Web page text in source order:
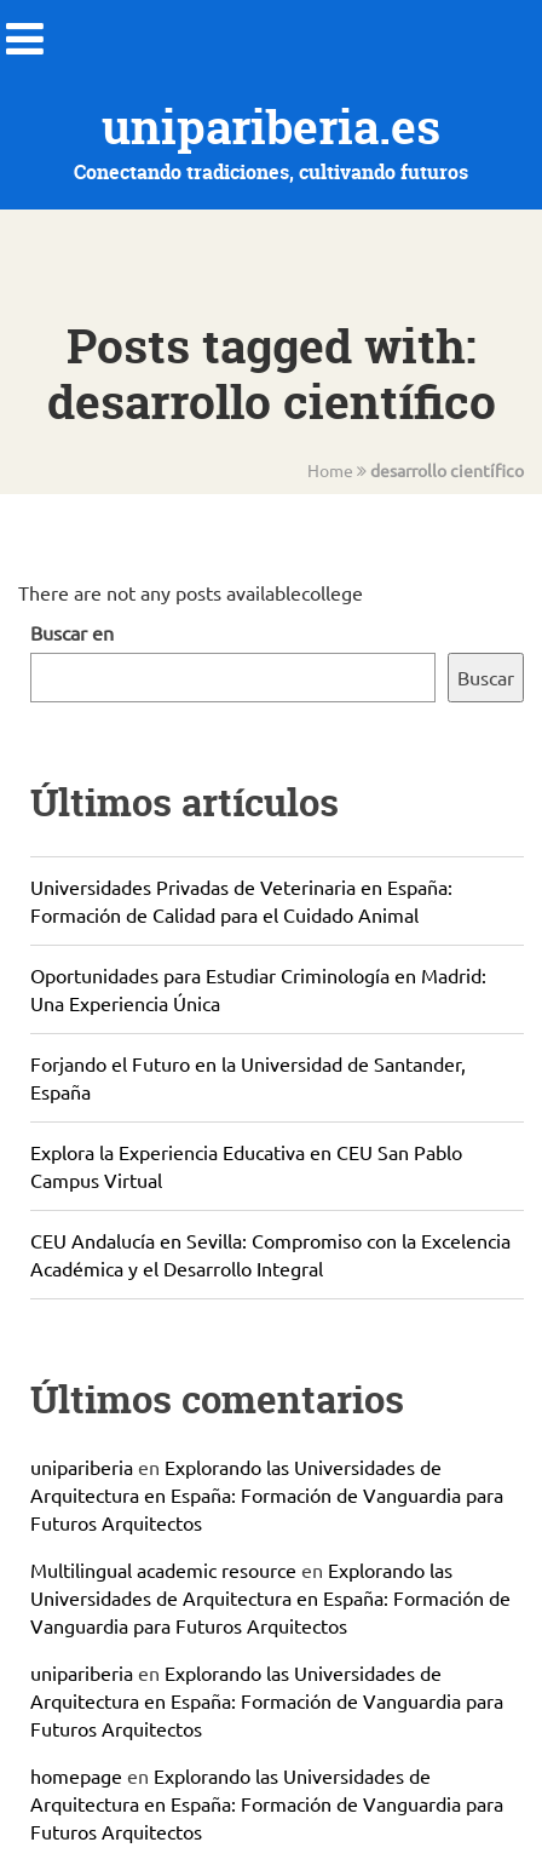
unipariberia.es
Conectando tradiciones, cultivando futuros
Posts tagged with:
desarrollo científico
Home desarrollo científico
There are not any posts availablecollege
Buscar en
Buscar
Últimos artículos
Universidades Privadas de Veterinaria en España:
Formación de Calidad para el Cuidado Animal
Oportunidades para Estudiar Criminología en Madrid:
Una Experiencia Única
Forjando el Futuro en la Universidad de Santander,
España
Explora la Experiencia Educativa en CEU San Pablo
Campus Virtual
CEU Andalucía en Sevilla: Compromiso con la Excelencia
Académica y el Desarrollo Integral
Últimos comentarios
unipariberia en Explorando las Universidades de
Arquitectura en España: Formación de Vanguardia para
Futuros Arquitectos
Multilingual academic resource en Explorando las
Universidades de Arquitectura en España: Formación de
Vanguardia para Futuros Arquitectos
unipariberia en Explorando las Universidades de
Arquitectura en España: Formación de Vanguardia para
Futuros Arquitectos
homepage en Explorando las Universidades de
Arquitectura en España: Formación de Vanguardia para
Futuros Arquitectos